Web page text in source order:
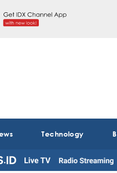
Technology